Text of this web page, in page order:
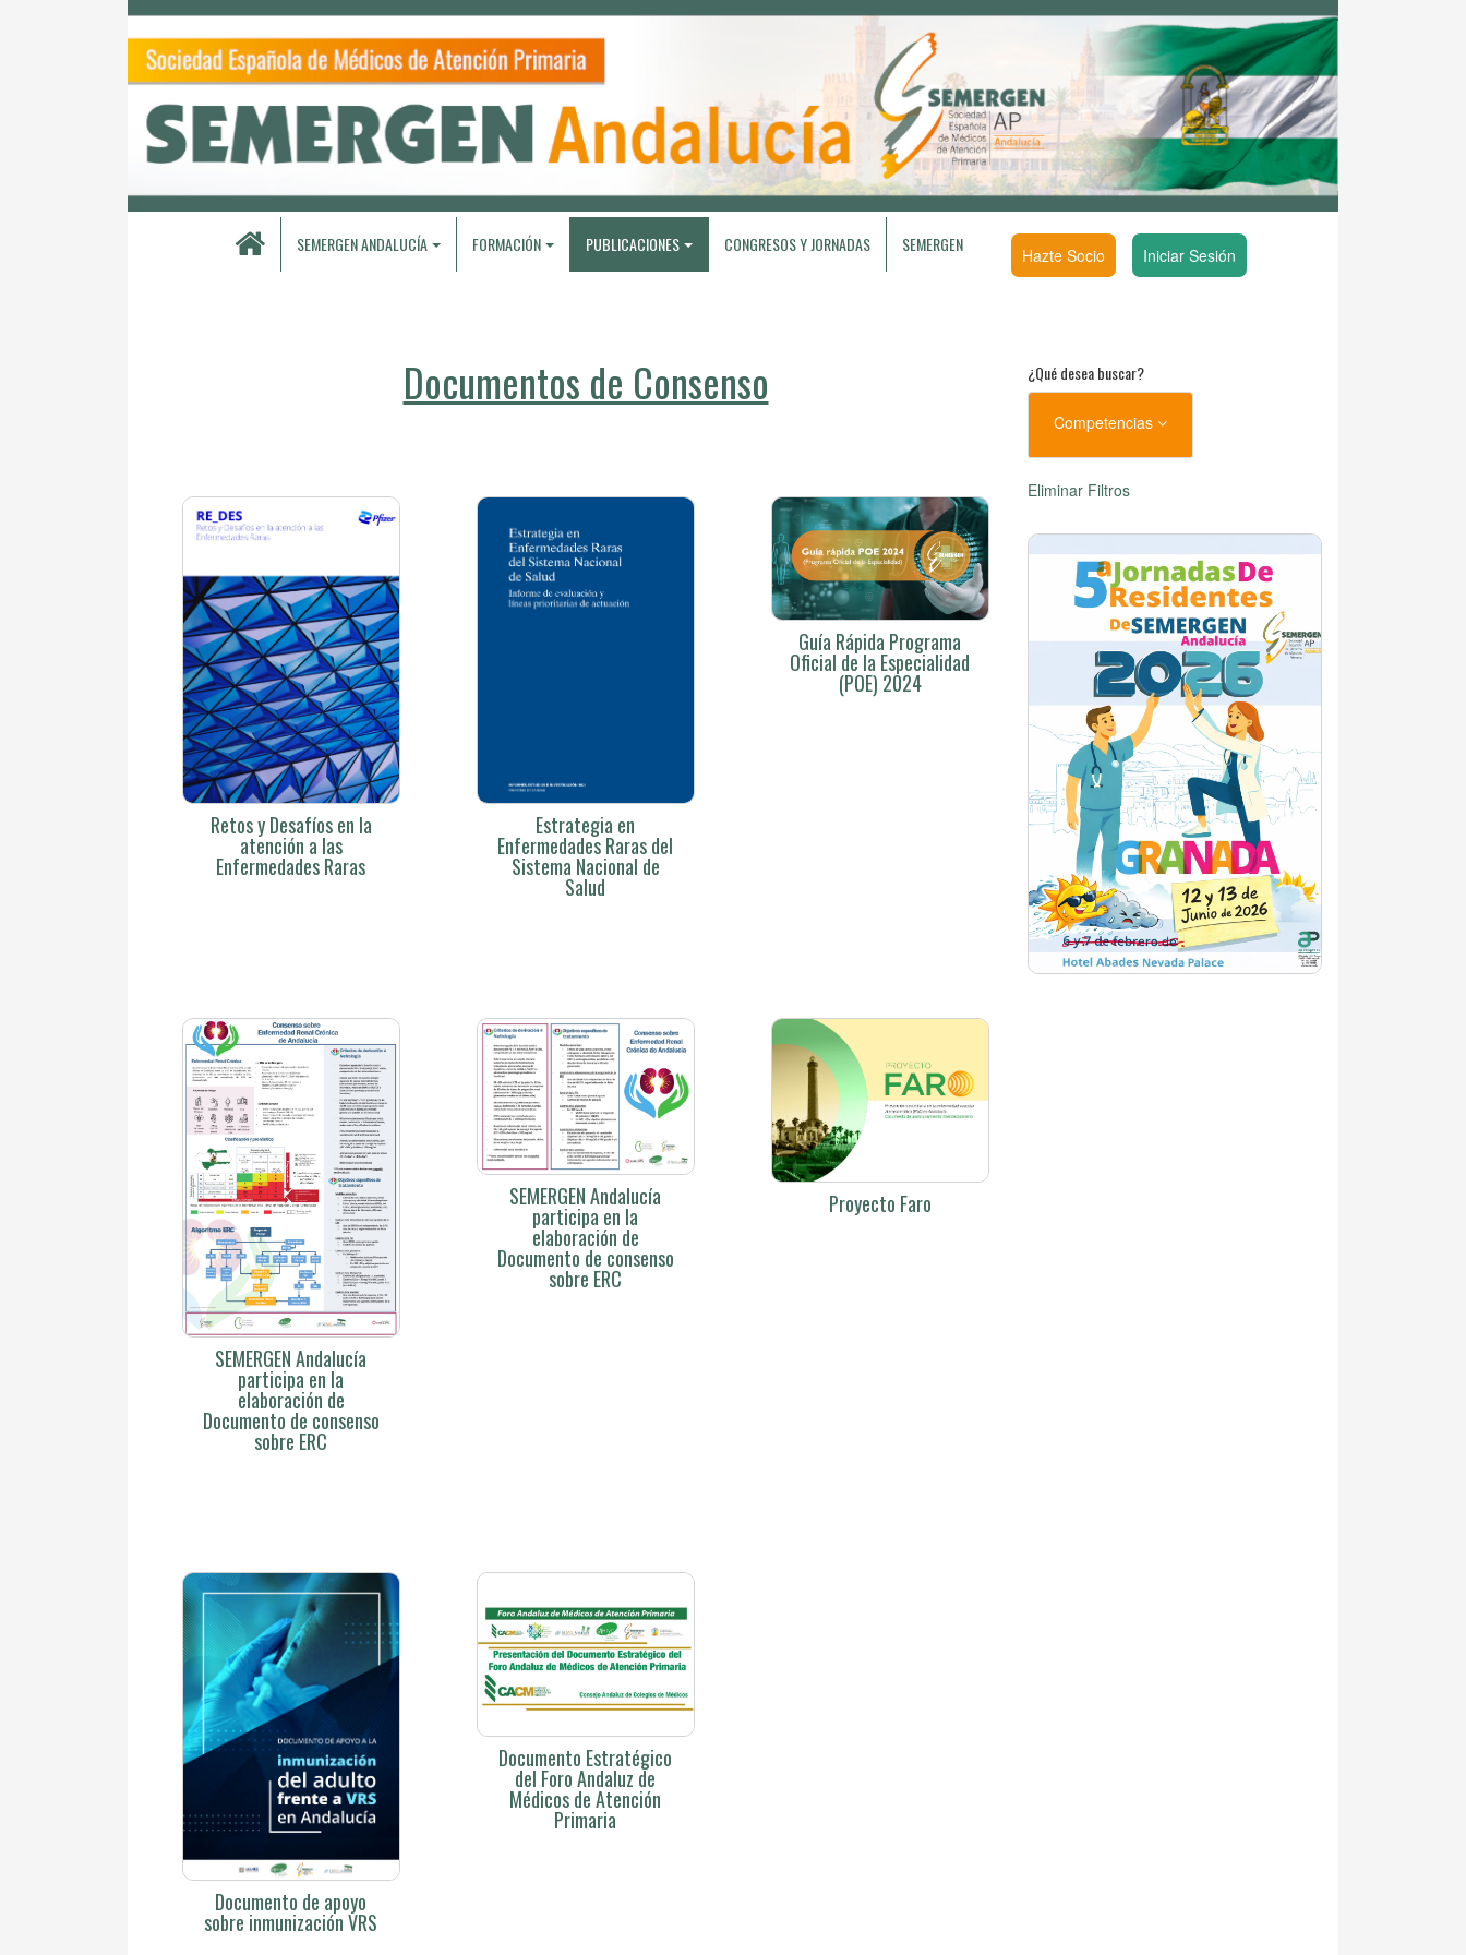
SEMERGEN ANDALUCÍA FORMACIÓN PUBLICACIONES CONGRESOS Y JORNADAS SEMERGEN Hazte Socio Iniciar Sesión
Documentos de Consenso
Retos y Desafíos en la
atención a las
Enfermedades Raras
Estrategia en
Enfermedades Raras del
Sistema Nacional de
Salud
Guía Rápida Programa
Oficial de la Especialidad
(POE) 2024
SEMERGEN Andalucía
participa en la
elaboración de
Documento de consenso
sobre ERC
SEMERGEN Andalucía
participa en la
elaboración de
Documento de consenso
sobre ERC
Proyecto Faro
Documento de apoyo
sobre inmunización VRS
Documento Estratégico
del Foro Andaluz de
Médicos de Atención
Primaria
¿Qué desea buscar?
Competencias
Eliminar Filtros